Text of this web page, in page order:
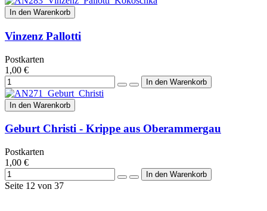
In den Warenkorb
Vinzenz Pallotti
Postkarten
1,00 €
In den Warenkorb
Geburt Christi - Krippe aus Oberammergau
Postkarten
1,00 €
Seite 12 von 37